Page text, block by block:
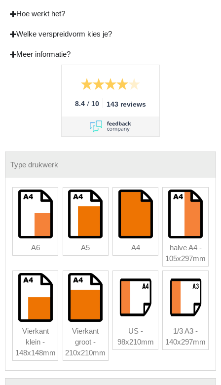
Hoe werkt het?
Welke verspreidvorm kies je?
Meer informatie?
8.4 / 10 143 reviews
Type drukwerk
A6 A5 A4
halve A4 -
105x297mm
Vierkant
klein -
148x148mm
Vierkant
groot -
210x210mm
US -
98x210mm
1/3 A3 -
140x297mm